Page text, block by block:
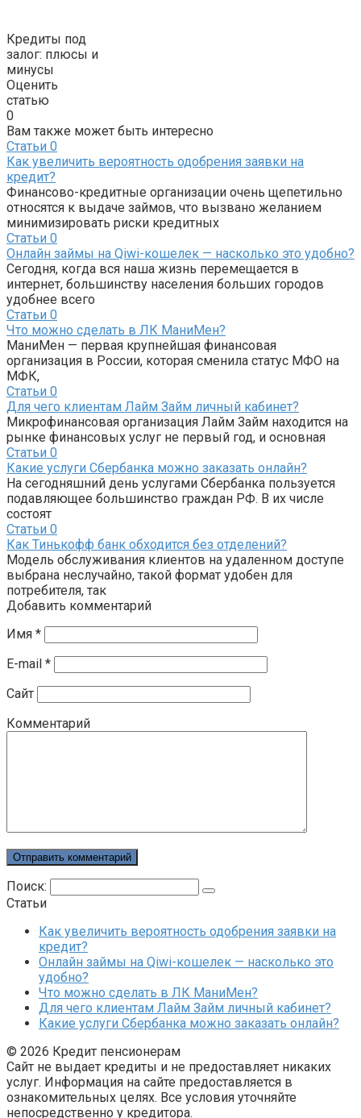
Кредиты под
залог: плюсы и
минусы
Оценить
статью
0
Вам также может быть интересно
Статьи 0
Как увеличить вероятность одобрения заявки на
кредит?
Финансово-кредитные организации очень щепетильно
относятся к выдаче займов, что вызвано желанием
минимизировать риски кредитных
Статьи 0
Онлайн займы на Qiwi-кошелек — насколько это удобно?
Сегодня, когда вся наша жизнь перемещается в
интернет, большинству населения больших городов
удобнее всего
Статьи 0
Что можно сделать в ЛК МаниМен?
МаниМен — первая крупнейшая финансовая
организация в России, которая сменила статус МФО на
МФК,
Статьи 0
Для чего клиентам Лайм Займ личный кабинет?
Микрофинансовая организация Лайм Займ находится на
рынке финансовых услуг не первый год, и основная
Статьи 0
Какие услуги Сбербанка можно заказать онлайн?
На сегодняшний день услугами Сбербанка пользуется
подавляющее большинство граждан РФ. В их числе
состоят
Статьи 0
Как Тинькофф банк обходится без отделений?
Модель обслуживания клиентов на удаленном доступе
выбрана неслучайно, такой формат удобен для
потребителя, так
Добавить комментарий
Имя *
E-mail *
Сайт
Комментарий
Поиск:
Статьи
Как увеличить вероятность одобрения заявки на
кредит?
Онлайн займы на Qiwi-кошелек — насколько это
удобно?
Что можно сделать в ЛК МаниМен?
Для чего клиентам Лайм Займ личный кабинет?
Какие услуги Сбербанка можно заказать онлайн?
© 2026 Кредит пенсионерам
Сайт не выдает кредиты и не предоставляет никаких
услуг. Информация на сайте предоставляется в
ознакомительных целях. Все условия уточняйте
непосредственно у кредитора.